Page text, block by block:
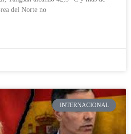
del Norte no
INTERNACIONAL